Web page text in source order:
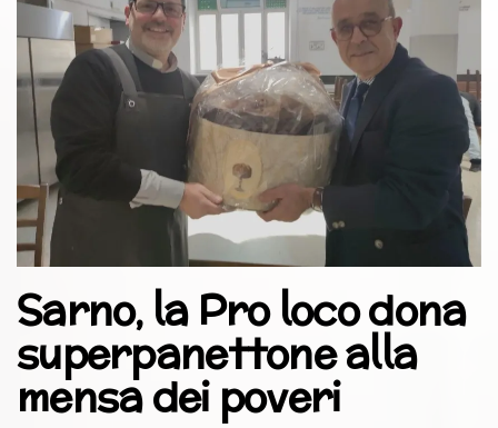
Sarno, la Pro loco dona
superpanettone alla
mensa dei poveri